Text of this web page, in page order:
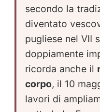
secondo la
diventato
pugliese nel VII
doppiamente
ricorda anche il
corpo, il 10
lavori di